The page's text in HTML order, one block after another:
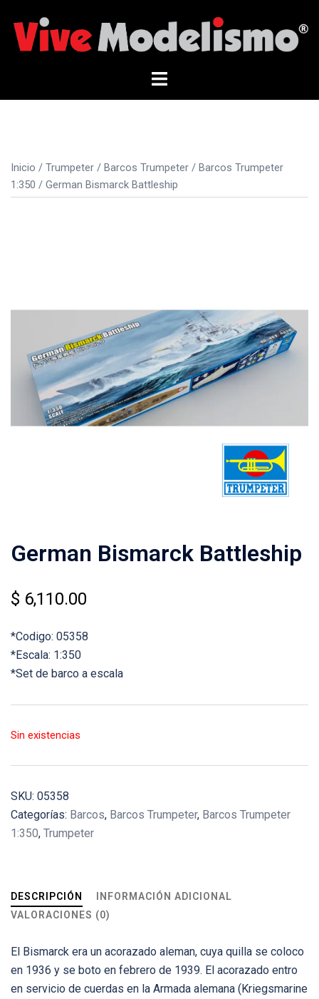
contenido
Alternar
Inicio / Trumpeter / Barcos Trumpeter / Barcos Trumpeter
1:350 / German Bismarck Battleship
German Bismarck Battleship
$ 6,110.00
*Codigo: 05358
*Escala: 1:350
*Set de barco a escala
Sin existencias
SKU: 05358
Categorías: Barcos, Barcos Trumpeter, Barcos Trumpeter
1:350, Trumpeter
DESCRIPCIÓN
INFORMACIÓN ADICIONAL
VALORACIONES (0)
El Bismarck era un acorazado aleman, cuya quilla se coloco
en 1936 y se boto en febrero de 1939. El acorazado entro
en servicio de cuerdas en la Armada alemana (Kriegsmarine